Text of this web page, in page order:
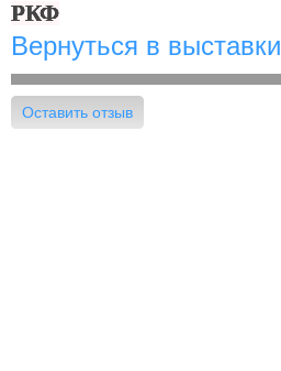
РКФ
Вернуться в выставки
Оставить отзыв